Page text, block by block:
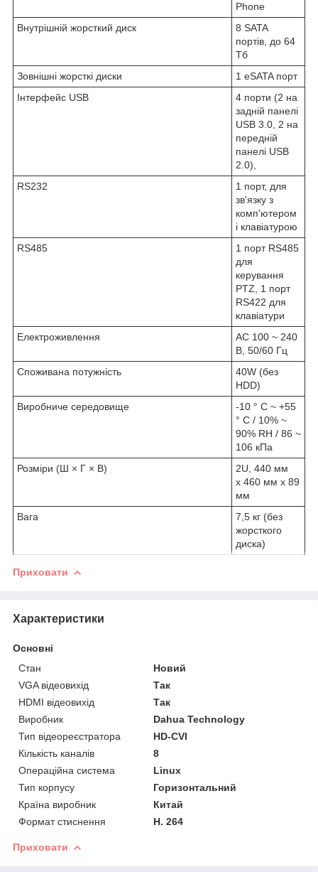
Phone
Внутрішній жорсткий диск
8 SATA
портів, до 64
Тб
Зовнішні жорсткі диски
1 eSATA порт
Інтерфейс USB
4 порти (2 на
задній панелі
USB 3.0, 2 на
передній
панелі USB
2.0),
RS232
1 порт, для
зв'язку з
комп'ютером
і клавіатурою
RS485
1 порт RS485
для
керування
PTZ, 1 порт
RS422 для
клавіатури
Електроживлення
AC 100 ~ 240
В, 50/60 Гц
Споживана потужність
40W (без
HDD)
Виробниче середовище
-10 ° C ~ +55
° C / 10% ~
90% RH / 86 ~
106 кПа
Розміри (Ш × Г × В)
2U, 440 мм
х 460 мм х 89
мм
Вага
7,5 кг (без
жорсткого
диска)
Приховати
Характеристики
Основні
Стан
Новий
VGA відеовихід
Так
HDMI відеовихід
Так
Виробник
Dahua Technology
Тип відеореєстратора
HD-CVI
Кількість каналів
8
Операційна система
Linux
Тип корпусу
Горизонтальний
Країна виробник
Китай
Формат стиснення
H. 264
Приховати